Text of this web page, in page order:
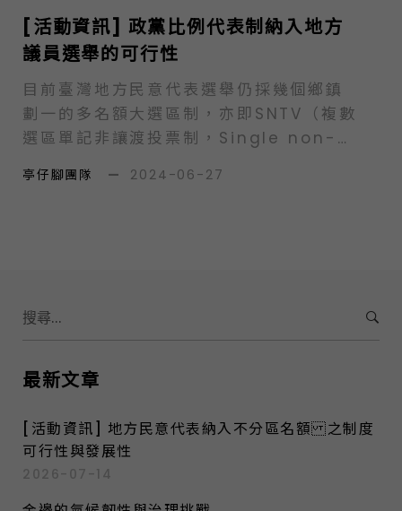
[活動資訊] 政黨比例代表制納入地方
議員選舉的可行性
目前臺灣地方民意代表選舉仍採幾個鄉鎮
劃一的多名額大選區制，亦即SNTV（複數
選區單記非讓渡投票制，Single non-
亭仔腳團隊 — 2024-06-27
S
e
r
c
f
o
r
最新文章
[活動資訊] 地方民意代表納入不分區名額 之制度
可行性與發展性
2026-07-14